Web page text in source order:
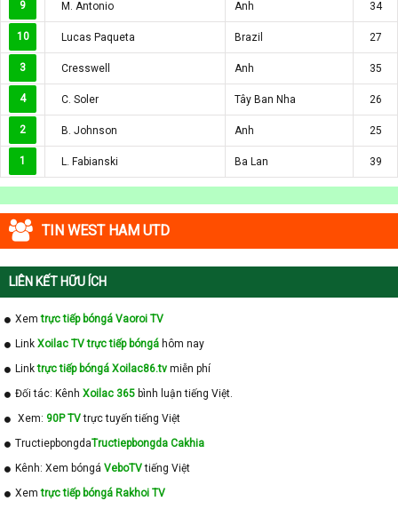
9 M. Antonio Anh 34
10 Lucas Paqueta Brazil 27
3 Cresswell Anh 35
4 C. Soler Tây Ban Nha 26
2 B. Johnson Anh 25
1 L. Fabianski Ba Lan 39
TIN WEST HAM UTD
LIÊN KẾT HỮU ÍCH
Xemtrực tiếp bóngá Vaoroi TV
Link Xoilac TV trực tiếp bóngá hôm nay
Linktrực tiếp bóngá Xoilac86.tv miễn phí
Đối tác: Kênh Xoilac 365 bình luận tiếng Việt.
Xem: 90P TVtrực tuyến tiếng Việt
TructiepbongdaTructiepbongda Cakhia
Kênh: Xem bóngá VeboTVtiếng Việt
Xemtrực tiếp bóngá Rakhoi TV